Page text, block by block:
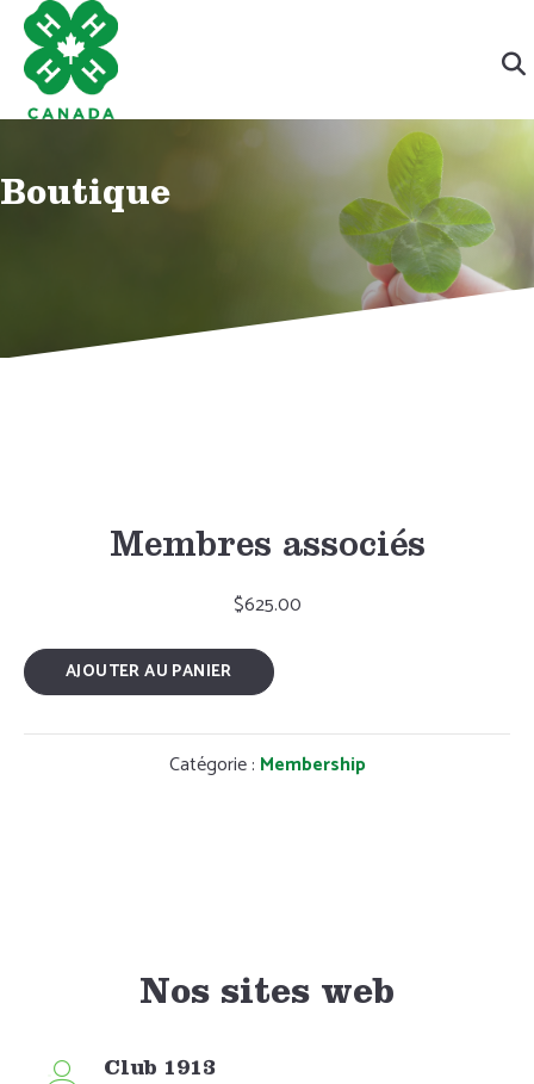
Boutique
Membres associés
$625.00
quantité
de
Membres
AJOUTER AU PANIER
Catégorie : Membership
Nos sites web
Club 1913